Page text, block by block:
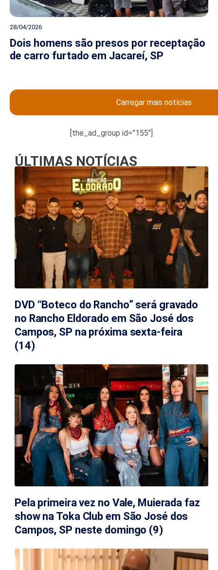
28/04/2026
Dois homens são presos por receptação
de carro furtado em Jacareí, SP
Carregar mais notícias
[the_ad_group id=”155″]
ÚLTIMAS NOTÍCIAS
DVD “Boteco do Rancho” será gravado
no Rancho Eldorado em São José dos
Campos, SP na próxima sexta-feira
(14)
Pela primeira vez no Vale, Muierada faz
show na Toka Club em São José dos
Campos, SP neste domingo (9)